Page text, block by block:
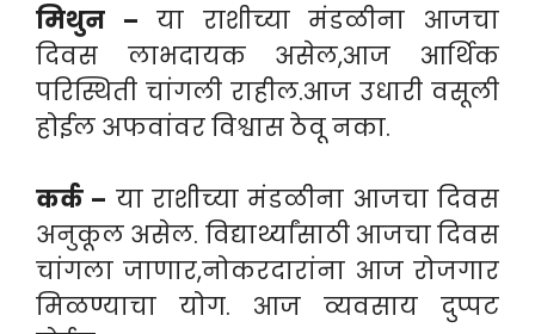
मिथुन – या राशीच्या मंडळीना आजचा
दिवस लाभदायक असेल,आज आर्थिक
परिस्थिती चांगली राहील.आज उधारी वसूली
होईल अफवांवर विश्वास ठेवू नका.
कर्क – या राशीच्या मंडळीना आजचा दिवस
अनुकूल असेल. विद्यार्थ्यांसाठी आजचा दिवस
चांगला जाणार,नोकरदारांना आज रोजगार
मिळण्याचा योग. आज व्यवसाय दुप्पट